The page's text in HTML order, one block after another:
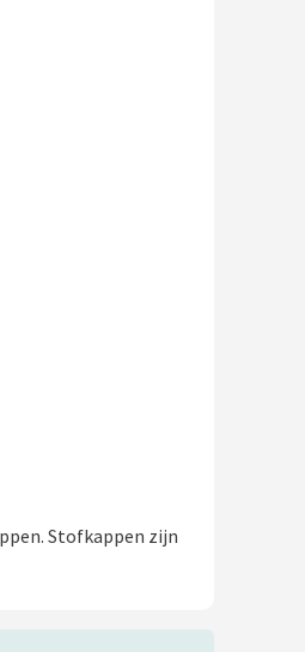
Stofkappen zijn